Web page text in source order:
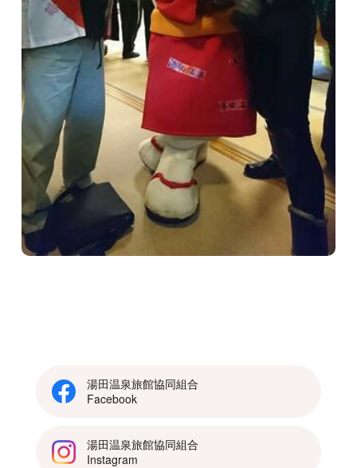
湯田温泉旅館協同組合
Facebook
湯田温泉旅館協同組合
Instagram